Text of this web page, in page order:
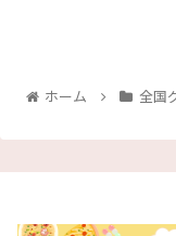
ホーム 全国